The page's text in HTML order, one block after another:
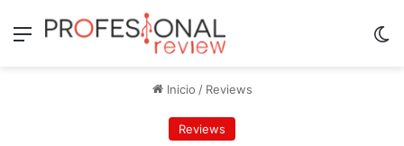
Menú
Inicio / Reviews
Reviews